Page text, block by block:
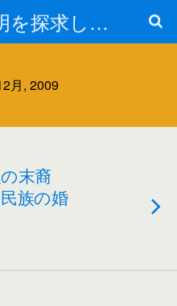
縄文と古代文明を探求しよう！
月, 2009
末裔
族の婚